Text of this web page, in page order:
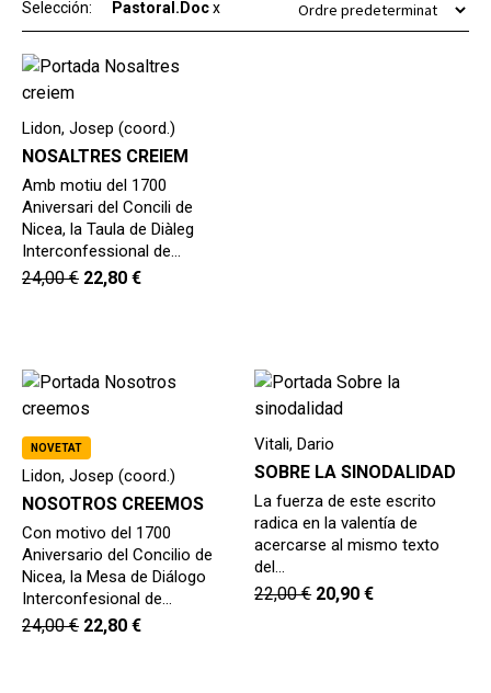
EL MEU COMPTE
CERCAR
ESP
Selección: Pastoral.Docx
Lidon, Josep (coord.)
NOSALTRES CREIEM
Amb motiu del 1700
Aniversari del Concili de
Nicea, la Taula de Diàleg
Interconfessional de…
24,00€ 22,80 €
NOVETAT
Lidon, Josep (coord.)
NOSOTROS CREEMOS
Con motivo del 1700
Aniversario del Concilio de
Nicea, la Mesa de Diálogo
Interconfesional de…
24,00€ 22,80 €
Vitali, Dario
SOBRE LA SINODALIDAD
La fuerza de este escrito
radica en la valentía de
acercarse al mismo texto
del…
22,00€ 20,90€